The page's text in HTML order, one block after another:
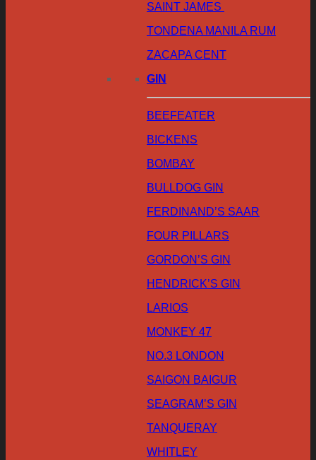
SAINT JAMES
TONDENA MANILA RUM
ZACAPA CENT
GIN
BEEFEATER
BICKENS
BOMBAY
BULLDOG GIN
FERDINAND’S SAAR
FOUR PILLARS
GORDON’S GIN
HENDRICK’S GIN
LARIOS
MONKEY 47
NO.3 LONDON
SAIGON BAIGUR
SEAGRAM’S GIN
TANQUERAY
WHITLEY